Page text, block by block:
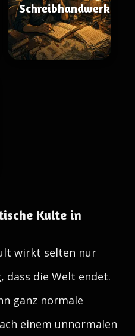
Schreibhandwerk
Kulte in
wirkt selten nur
dass die Welt endet.
ganz normale
einem unnormalen